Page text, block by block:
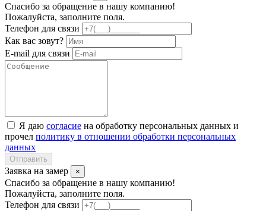
Спасибо за обращение в нашу компанию!
Пожалуйста, заполните поля.
Телефон для связи
Как вас зовут?
E-mail для связи
Я даю согласие на обработку персональных данных и
прочел политику в отношении обработки персональных
данных
Отправить
Заявка на замер ×
Спасибо за обращение в нашу компанию!
Пожалуйста, заполните поля.
Телефон для связи